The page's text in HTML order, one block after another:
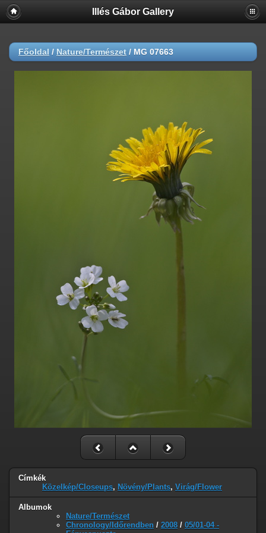
Illés Gábor Gallery
Főoldal / Nature/Természet / MG 07663
Címkék
Közelkép/Closeups, Növény/Plants, Virág/Flower
Albumok
Nature/Természet
Chronology/Időrendben / 2008 / 05/01-04 -